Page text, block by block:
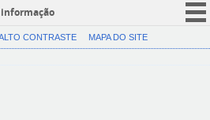
informação
CORONAVÍRUS (COVID-19)
CONTRASTE MAPA DO SITE